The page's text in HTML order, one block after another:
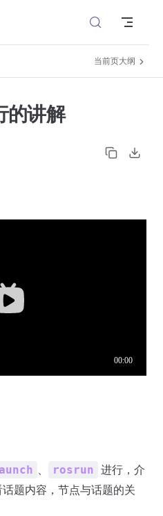
当前页大纲
的讲解
、 rosrun 进行，介
题内容，节点与话题的关